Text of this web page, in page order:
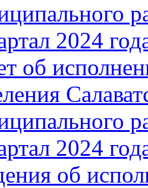
2024
об
2024
об